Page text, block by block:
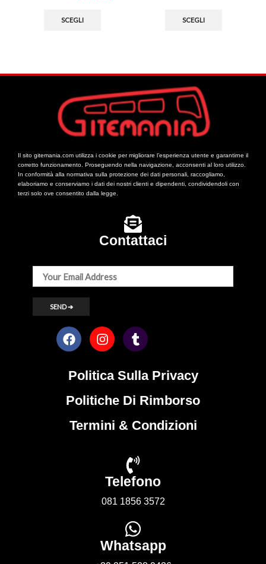
SCEGLI SCEGLI
Il sito gitemania.com utilizza i cookie per migliorare l’esperienza utente e garantirne il
corretto funzionamento. Proseguendo nella navigazione, acconsenti al loro utilizzo.
In conformità alla normativa sulla protezione dei dati personali, raccogliamo,
elaboriamo e conserviamo i dati dei nostri clienti e dipendenti, condividendoli con
terzi solo ove consentito dalla legge.
Contattaci
Politica Sulla Privacy
Politiche Di Rimborso
Termini & Condizioni
Telefono
081 1856 3572
Whatsapp